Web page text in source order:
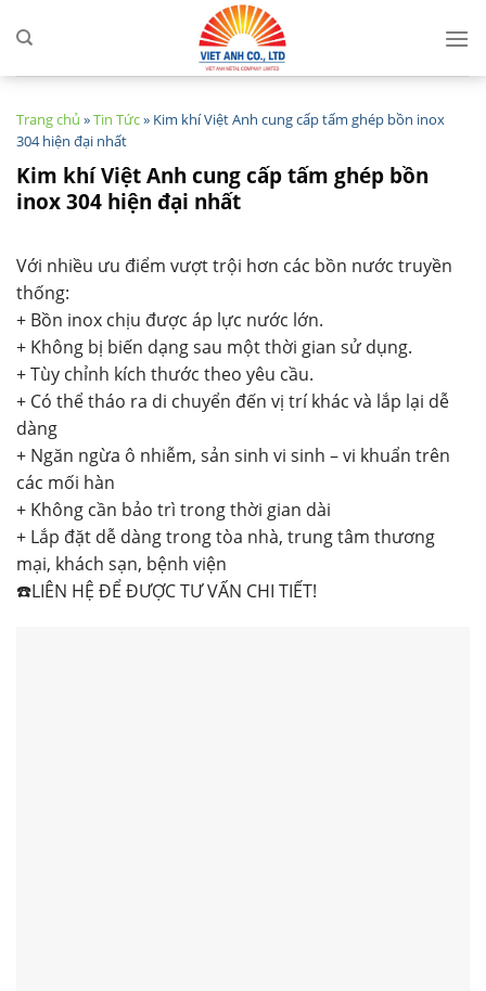
Trang chủ »Tin Tức» Kim khí Việt Anh cung cấp tấm ghép bồn inox
304 hiện đại nhất
Kim khí Việt Anh cung cấp tấm ghép bồn
inox 304 hiện đại nhất
Với nhiều ưu điểm vượt trội hơn các bồn nước truyền
thống:
+ Bồn inox chịu được áp lực nước lớn.
+ Không bị biến dạng sau một thời gian sử dụng.
+ Tùy chỉnh kích thước theo yêu cầu.
+ Có thể tháo ra di chuyển đến vị trí khác và lắp lại dễ
dàng
+ Ngăn ngừa ô nhiễm, sản sinh vi sinh – vi khuẩn trên
các mối hàn
+ Không cần bảo trì trong thời gian dài
+ Lắp đặt dễ dàng trong tòa nhà, trung tâm thương
mại, khách sạn, bệnh viện
☎️LIÊN HỆ ĐỂ ĐƯỢC TƯ VẤN CHI TIẾT!